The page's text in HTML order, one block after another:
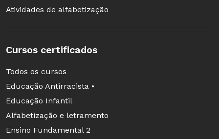
Atividades de alfabetização
Cursos certificados
Todos os cursos
Educação Antirracista •
Educação Infantil
Alfabetização e letramento
Ensino Fundamental 2